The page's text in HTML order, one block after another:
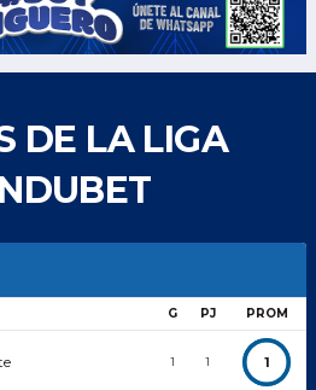
DE LA LIGA
G PJ PROM
1 1 1